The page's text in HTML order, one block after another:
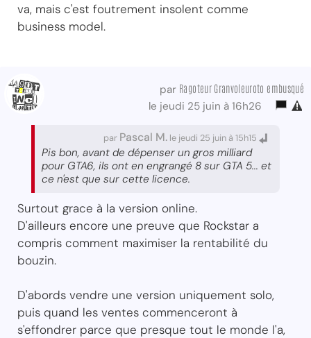
va, mais c'est foutrement insolent comme
business model.
par Ragoteur Granvoleuroto embusqué
le jeudi 25 juin à 16h26
par Pascal M. le jeudi 25 juin à 15h15
Pis bon, avant de dépenser un gros milliard
pour GTA6, ils ont en engrangé 8 sur GTA 5... et
ce n'est que sur cette licence.
Surtout grace à la version online.
D'ailleurs encore une preuve que Rockstar a
compris comment maximiser la rentabilité du
bouzin.
D'abords vendre une version uniquement solo,
puis quand les ventes commenceront à
s'effondrer parce que presque tout le monde l'a,